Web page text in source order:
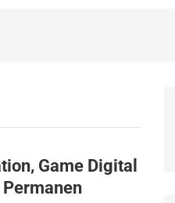
Game Digital